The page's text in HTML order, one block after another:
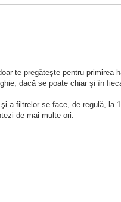
te pregăteşte pentru primirea
dacă se poate chiar şi în
a filtrelor se face, de regulă, la
de mai multe ori.